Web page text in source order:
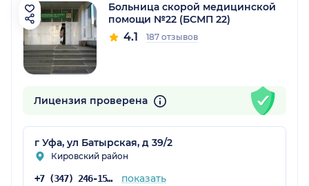
Больница скорой медицинской
помощи №22 (БСМП 22)
4.1 187 отзывов
Лицензия проверена
г Уфа, ул Батырская, д 39/2
Кировский район
+7 (347) 246-15-80 показать